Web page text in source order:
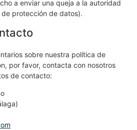
a enviar una queja a la autoridad
protección de datos).
sobre nuestra política de
por favor, contacta con nosotros
de contacto: